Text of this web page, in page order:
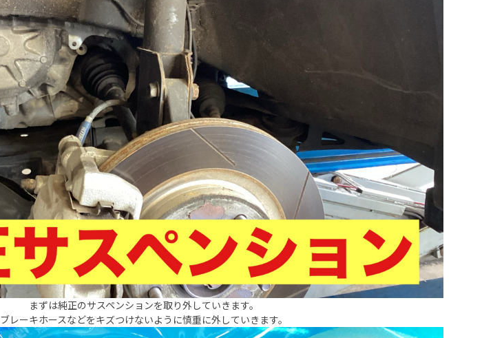
まずは純正のサスペンションを取り外していきます。
ブレーキホースなどをキズつけないように慎重に外していきます。